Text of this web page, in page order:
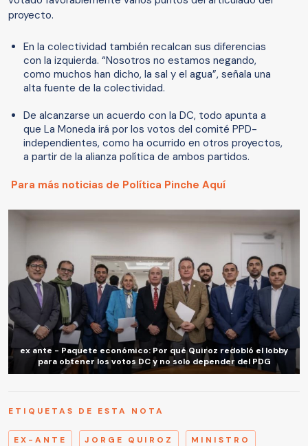
proyecto.
En la colectividad también recalcan sus diferencias
con la izquierda. “Nosotros no estamos negando,
como muchos han dicho, la sal y el agua”, señala una
alta fuente de la colectividad.
De alcanzarse un acuerdo con la DC, todo apunta a
que La Moneda irá por los votos del comité PPD-
independientes, como ha ocurrido en otros proyectos,
a partir de la alianza política de ambos partidos.
Para más noticias de Política Pinche Aquí
ex ante - Paquete económico: Por qué Quiroz redobló el lobby
para obtener los votos DC y no solo depender del PDG
ETIQUETAS DE ESTA NOTA
EX-ANTE JORGE QUIROZ MINISTRO